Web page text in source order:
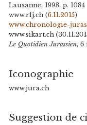
Lausanne, 1998, p. 1084
www.rfj.ch (6.11.2015)
www.chronologie-
www.sikart.ch
Le Quotidien Jurassien, 6
Iconographie
www.jura.ch
Suggestion de